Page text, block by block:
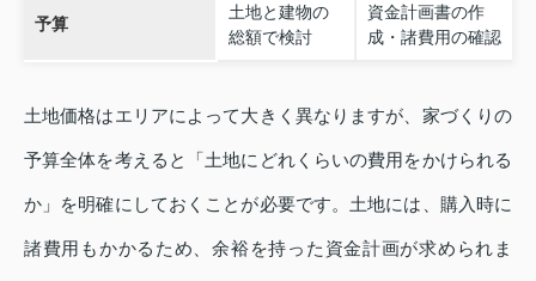
予算
土地と建物の
総額で検討
資金計画書の作
成・諸費用の確認
土地価格はエリアによって大きく異なりますが、家づくりの
予算全体を考えると「土地にどれくらいの費用をかけられる
か」を明確にしておくことが必要です。土地には、購入時に
諸費用もかかるため、余裕を持った資金計画が求められま